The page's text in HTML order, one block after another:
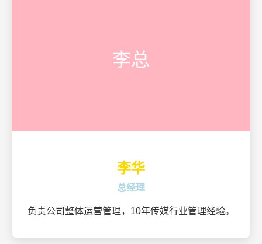
李总
李华
总经理
负责公司整体运营管理，10年传媒行业管理经验。